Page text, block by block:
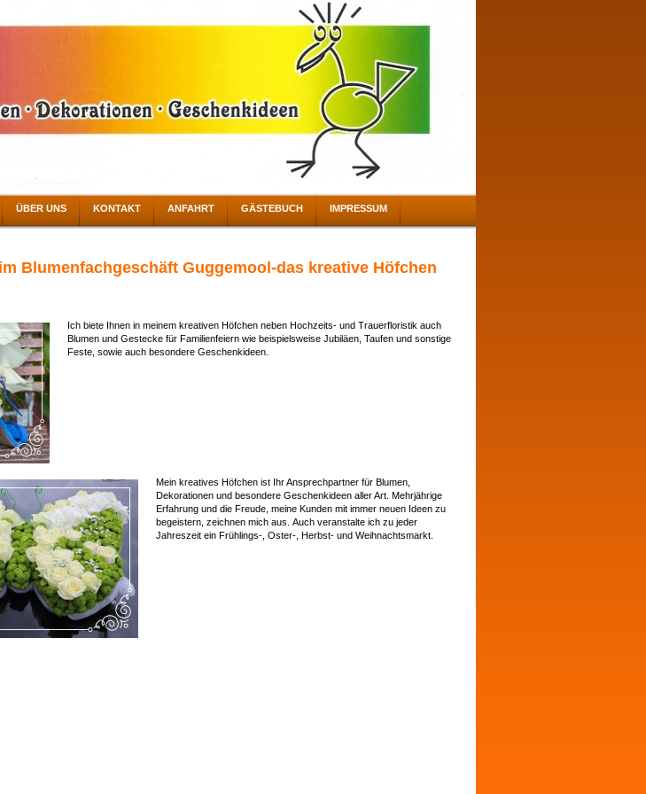
ÜBER UNS KONTAKT ANFAHRT GÄSTEBUCH IMPRESSUM
Blumenfachgeschäft Guggemool-das kreative Höfchen
Ich biete Ihnen in meinem kreativen Höfchen neben Hochzeits- und Trauerfloristik auch
Blumen und Gestecke für Familienfeiern wie beispielsweise Jubiläen, Taufen und sonstige
Feste, sowie auch besondere Geschenkideen.
Mein kreatives Höfchen ist Ihr Ansprechpartner für Blumen,
Dekorationen und besondere Geschenkideen aller Art. Mehrjährige
Erfahrung und die Freude, meine Kunden mit immer neuen Ideen zu
begeistern, zeichnen mich aus. Auch veranstalte ich zu jeder
Jahreszeit ein Frühlings-, Oster-, Herbst- und Weihnachtsmarkt.